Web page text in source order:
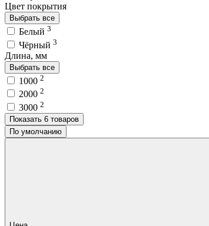
Цвет покрытия
Выбрать все
Белый 3
Чёрный 3
Длина, мм
Выбрать все
1000 2
2000 2
3000 2
Показать 6 товаров
По умолчанию